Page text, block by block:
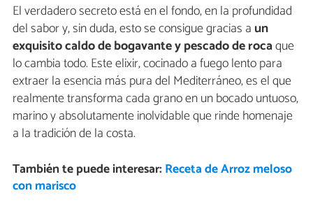
El verdadero secreto está en el fondo, en la profundidad
del sabor y, sin duda, esto se consigue gracias a un
exquisito caldo de bogavante y pescado de rocaque
lo cambia todo. Este elixir, cocinado a fuego lento para
extraer la esencia más pura del Mediterráneo, es el que
realmente transforma cada grano en un bocado untuoso,
marino y absolutamente inolvidable que rinde homenaje
a la tradición de la costa.
También te puede interesar: Receta de Arroz meloso
con marisco